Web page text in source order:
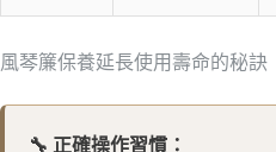
風琴簾保養延長使用壽命的秘訣
🔧 正確操作習慣：